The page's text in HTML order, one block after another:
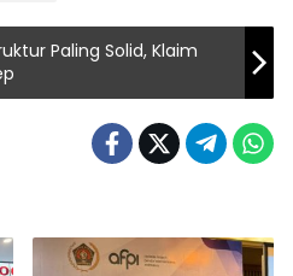
Paling Solid, Klaim